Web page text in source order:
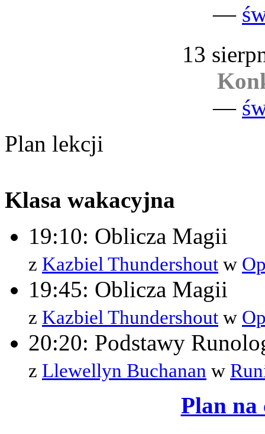
—
13
—
Plan lekcji
Klasa wakacyjna
19:10: Oblicza Magii
z Kazbiel Thundershout w
19:45: Oblicza Magii
z Kazbiel Thundershout w
20:20: Podstawy
z Llewellyn Buchanan w
Plan na